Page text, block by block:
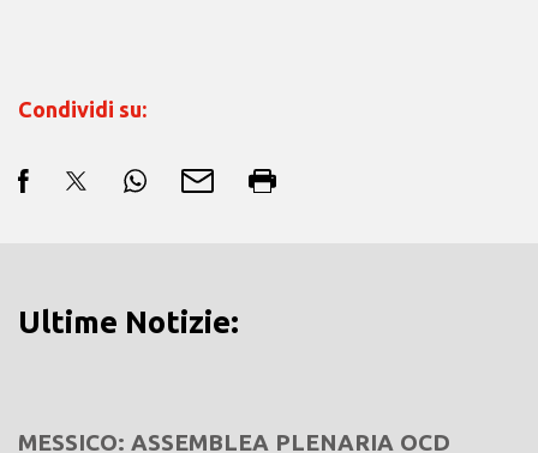
Condividi su:
Ultime Notizie:
MESSICO: ASSEMBLEA PLENARIA OCD